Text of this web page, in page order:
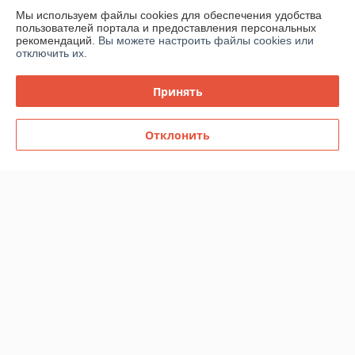
Полная версия сайта
Политика обработки cookies
Сайт создан на платформе Deal.by
Мы используем файлы cookies для обеспечения удобства
пользователей портала и предоставления персональных
рекомендаций. Вы можете настроить файлы cookies или
отключить их.
Принять
Отклонить